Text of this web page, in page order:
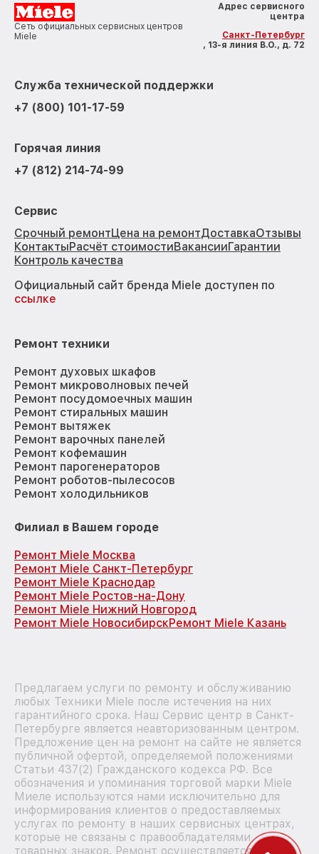
Сеть официальных сервисных центров
Miele
Адрес сервисного
центра
Санкт-Петербург
, 13-я линия В.О., д. 72
Служба технической поддержки
+7 (800) 101-17-59
Горячая линия
+7 (812) 214-74-99
Сервис
Срочный ремонтЦена на ремонтДоставкаОтзывы
КонтактыРасчёт стоимостиВакансииГарантии
Контроль качества
Официальный сайт бренда Miele доступен по
ссылке
Ремонт техники
Ремонт духовых шкафов
Ремонт микроволновых печей
Ремонт посудомоечных машин
Ремонт стиральных машин
Ремонт вытяжек
Ремонт варочных панелей
Ремонт кофемашин
Ремонт парогенераторов
Ремонт роботов-пылесосов
Ремонт холодильников
Филиал в Вашем городе
Ремонт Miele Москва
Ремонт Miele Санкт-Петербург
Ремонт Miele Краснодар
Ремонт Miele Ростов-на-Дону
Ремонт Miele Нижний Новгород
Ремонт Miele НовосибирскРемонт Miele Казань
Предлагаем услуги по ремонту и обслуживанию
любых Техники Miele после истечения на них
гарантийного срока. Наш Сервис центр в Санкт-
Петербурге является неавторизованным центром.
Предложение цен на ремонт на сайте не является
публичной офертой, определяемой положениями
Статьи 437(2) Гражданского кодекса РФ. Все
обозначения и упоминания торговой марки Miele
Миеле используются нами исключительно для
информирования клиентов о предоставляемых
услугах по ремонту в наших сервисных центрах,
которые не связаны с правообладателями
товарных знаков. Ремонт осуществляется для